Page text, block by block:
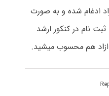
ادغام شده و به صورت
نام در کنکور ارشد
هم محسوب میشید.